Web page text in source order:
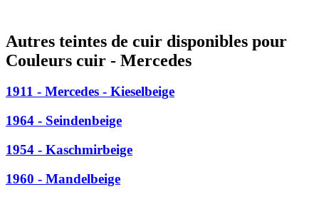
Autres teintes de cuir disponibles pour
Couleurs cuir - Mercedes
1911 - Mercedes - Kieselbeige
1964 - Seindenbeige
1954 - Kaschmirbeige
1960 - Mandelbeige